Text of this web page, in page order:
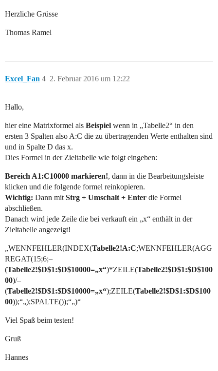
Herzliche Grüsse
Thomas Ramel
Excel_Fan 2. Februar 2016 um 12:22
4
Hallo,
hier eine Matrixformel als Beispiel wenn in „Tabelle2“ in den
ersten 3 Spalten also A:C die zu übertragenden Werte enthalten sind
und in Spalte D das x.
Dies Formel in der Zieltabelle wie folgt eingeben:
Bereich A1:C10000 markieren!, dann in die Bearbeitungsleiste
klicken und die folgende formel reinkopieren.
Wichtig: Dann mit Strg + Umschalt + Enter die Formel
abschließen.
Danach wird jede Zeile die bei verkauft ein „x“ enthält in der
Zieltabelle angezeigt!
„WENNFEHLER(INDEX(Tabelle2!A:C;WENNFEHLER(AGG
REGAT(15;6;–
(Tabelle2!$D$1:$D$10000=„x“)*ZEILE(Tabelle2!$D$1:$D$100
00)/–
(Tabelle2!$D$1:$D$10000=„x“);ZEILE(Tabelle2!$D$1:$D$100
00));“„);SPALTE());“„)“
Viel Spaß beim testen!
Gruß
Hannes